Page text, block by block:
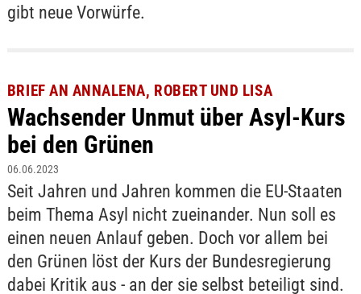
gibt neue Vorwürfe.
BRIEF AN ANNALENA, ROBERT UND LISA
Wachsender Unmut über Asyl-Kurs
bei den Grünen
06.06.2023
Seit Jahren und Jahren kommen die EU-Staaten
beim Thema Asyl nicht zueinander. Nun soll es
einen neuen Anlauf geben. Doch vor allem bei
den Grünen löst der Kurs der Bundesregierung
dabei Kritik aus - an der sie selbst beteiligt sind.